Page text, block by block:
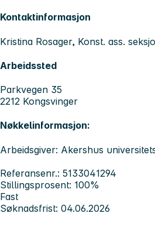
Kontaktinformasjon
Kristina Rosager, Konst. ass.
Arbeidssted
Parkvegen 35
2212 Kongsvinger
Nøkkelinformasjon:
Arbeidsgiver: Akershus
Referansenr.: 5133041294
Stillingsprosent: 100%
Fast
Søknadsfrist: 04.06.2026